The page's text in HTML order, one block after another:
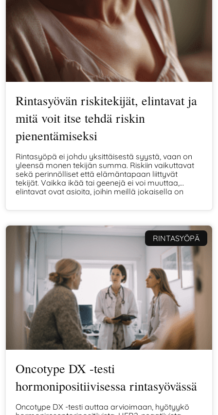
Rintasyövän riskitekijät, elintavat ja
mitä voit itse tehdä riskin
pienentämiseksi
Rintasyöpä ei johdu yksittäisestä syystä, vaan on
yleensä monen tekijän summa. Riskiin vaikuttavat
sekä perinnölliset että elämäntapaan liittyvät
tekijät. Vaikka ikää tai geenejä ei voi muuttaa,
elintavat ovat asioita, joihin meillä jokaisella on
RINTASYÖPÄ
Oncotype DX -testi
hormonipositiivisessa rintasyövässä
Oncotype DX -testi auttaa arvioimaan, hyötyykö